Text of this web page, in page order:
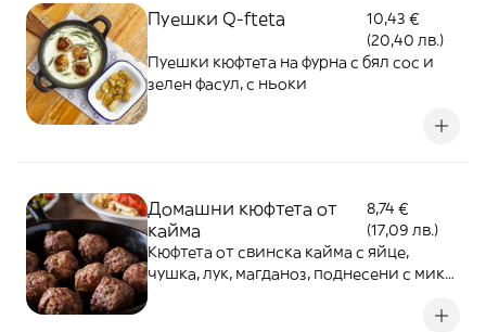
Пуешки Q-fteta
10,43 €
(20,40 лв.)
Пуешки кюфтета на фурна с бял сос и
зелен фасул, с ньоки
Домашни кюфтета от
кайма
8,74 €
(17,09 лв.)
Кюфтета от свинска кайма с яйце,
чушка, лук, магданоз, поднесени с микс